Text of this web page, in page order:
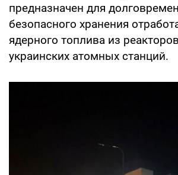
предназначен для
безопасного хранения
ядерного топлива из
украинских атомных станций.